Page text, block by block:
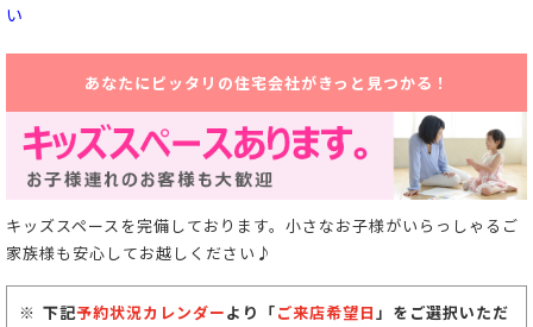
い
あなたにピッタリの住宅会社がきっと見つかる！
キッズスペースを完備しております。小さなお子様がいらっしゃるご
家族様も安心してお越しください♪
下記予約状況カレンダーより「ご来店希望日」をご選択いただ